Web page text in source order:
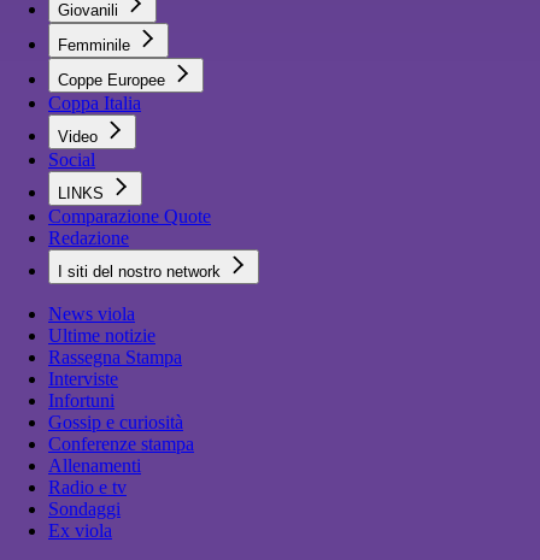
Giovanili
Femminile
Coppe Europee
Coppa Italia
Video
Social
LINKS
Comparazione Quote
Redazione
I siti del nostro network
News viola
Ultime notizie
Rassegna Stampa
Interviste
Infortuni
Gossip e curiosità
Conferenze stampa
Allenamenti
Radio e tv
Sondaggi
Ex viola